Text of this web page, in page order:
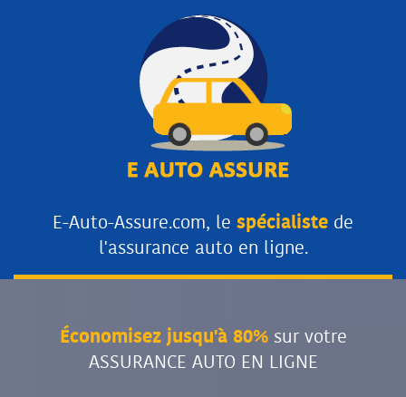
E-Auto-Assure.com, le spécialiste de
l'assurance auto en ligne.
Économisez jusqu'à 80% sur votre
ASSURANCE AUTO EN LIGNE